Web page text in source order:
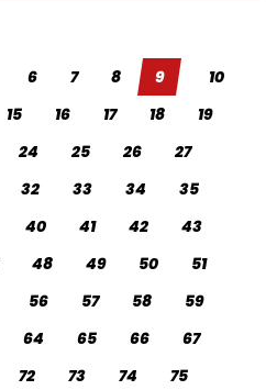
6 7 8 9
10
15 16 17 18
19
24 25 26
27
32 33 34
35
40 41 42
43
48 49 50
51
56 57 58
59
64 65 66
67
72 73 74
75